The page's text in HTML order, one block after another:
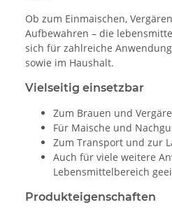
Ob zum Einmaischen,
Aufbewahren – die
sich für zahlreiche
sowie im Haushalt.
Vielseitig einsetzbar
Zum Brauen und
Für Maische und
Zum Transport und zur
Auch für viele weitere
Lebensmittelbereich
Produkteigenschaften